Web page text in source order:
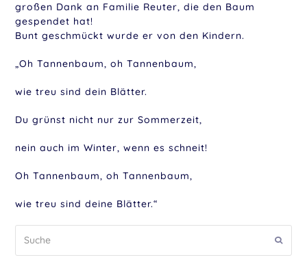
großen Dank an Familie Reuter, die den Baum
gespendet hat!
Bunt geschmückt wurde er von den Kindern.
„Oh Tannenbaum, oh Tannenbaum,
wie treu sind dein Blätter.
Du grünst nicht nur zur Sommerzeit,
nein auch im Winter, wenn es schneit!
Oh Tannenbaum, oh Tannenbaum,
wie treu sind deine Blätter.“